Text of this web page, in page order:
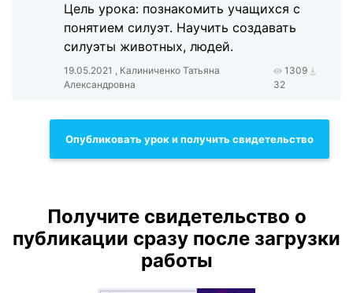
Цель урока: познакомить учащихся с
понятием силуэт. Научить создавать
силуэты животных, людей.
19.05.2021 , Калиниченко Татьяна
Александровна
1309
32
Опубликовать урок и получить свидетельство
Получите свидетельство о
публикации сразу после загрузки
работы